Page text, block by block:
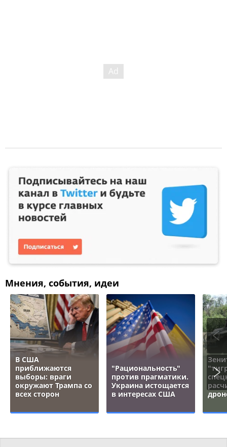
Мнения, события, идеи
В США
приближаются
выборы: враги
окружают Трампа со
всех сторон
"Рациональность"
против прагматики.
Украина истощается
в интересах США